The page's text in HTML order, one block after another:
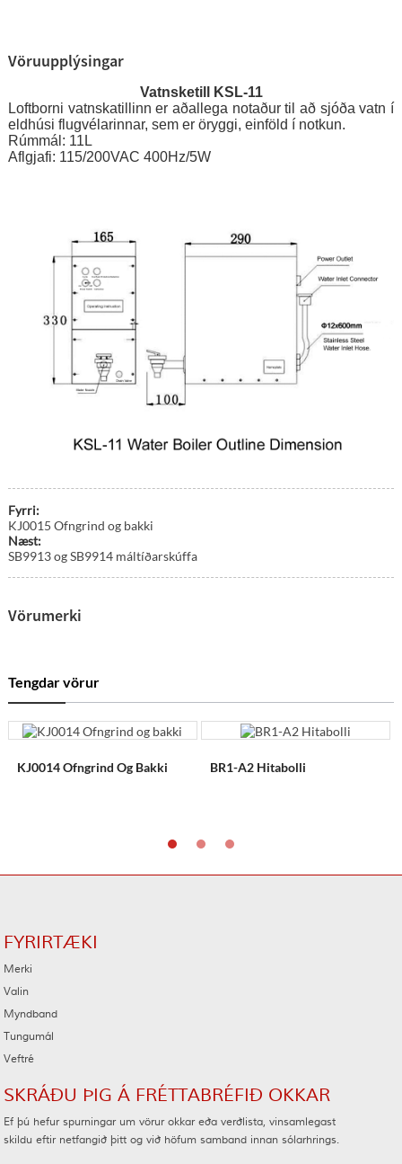
Vöruupplýsingar
Vatnsketill KSL-11
Loftborni vatnskatillinn er aðallega notaður til að sjóða vatn í
eldhúsi flugvélarinnar, sem er öryggi, einföld í notkun.
Rúmmál: 11L
Aflgjafi: 115/200VAC 400Hz/5W
Fyrri:
KJ0015 Ofngrind og bakki
Næst:
SB9913 og SB9914 máltíðarskúffa
Vörumerki
Tengdar vörur
KJ0014 Ofngrind Og Bakki BR1-A2 Hitabolli
FYRIRTÆKI
Merki
Valin
Myndband
Tungumál
Veftré
SKRÁÐU ÞIG Á FRÉTTABRÉFIÐ OKKAR
Ef þú hefur spurningar um vörur okkar eða verðlista, vinsamlegast
skildu eftir netfangið þitt og við höfum samband innan sólarhrings.